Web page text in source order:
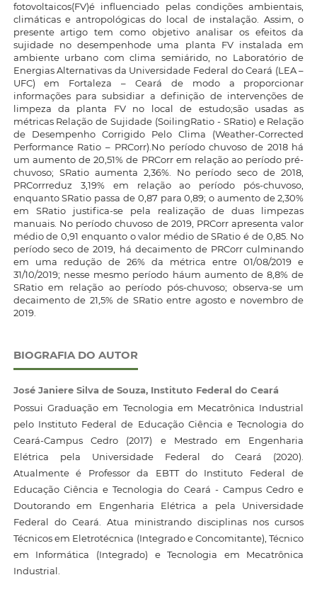
fotovoltaicos(FV)é influenciado pelas condições ambientais,
climáticas e antropológicas do local de instalação. Assim, o
presente artigo tem como objetivo analisar os efeitos da
sujidade no desempenhode uma planta FV instalada em
ambiente urbano com clima semiárido, no Laboratório de
Energias Alternativas da Universidade Federal do Ceará (LEA –
UFC) em Fortaleza – Ceará de modo a proporcionar
informações para subsidiar a definição de intervenções de
limpeza da planta FV no local de estudo;são usadas as
métricas Relação de Sujidade (SoilingRatio - SRatio) e Relação
de Desempenho Corrigido Pelo Clima (Weather-Corrected
Performance Ratio – PRCorr).No período chuvoso de 2018 há
um aumento de 20,51% de PRCorr em relação ao período pré-
chuvoso; SRatio aumenta 2,36%. No período seco de 2018,
PRCorrreduz 3,19% em relação ao período pós-chuvoso,
enquanto SRatio passa de 0,87 para 0,89; o aumento de 2,30%
em SRatio justifica-se pela realização de duas limpezas
manuais. No período chuvoso de 2019, PRCorr apresenta valor
médio de 0,91 enquanto o valor médio de SRatio é de 0,85. No
período seco de 2019, há decaimento de PRCorr culminando
em uma redução de 26% da métrica entre 01/08/2019 e
31/10/2019; nesse mesmo período háum aumento de 8,8% de
SRatio em relação ao período pós-chuvoso; observa-se um
decaimento de 21,5% de SRatio entre agosto e novembro de
2019.
BIOGRAFIA DO AUTOR
José Janiere Silva de Souza, Instituto Federal do Ceará
Possui Graduação em Tecnologia em Mecatrônica Industrial
pelo Instituto Federal de Educação Ciência e Tecnologia do
Ceará-Campus Cedro (2017) e Mestrado em Engenharia
Elétrica pela Universidade Federal do Ceará (2020).
Atualmente é Professor da EBTT do Instituto Federal de
Educação Ciência e Tecnologia do Ceará - Campus Cedro e
Doutorando em Engenharia Elétrica a pela Universidade
Federal do Ceará. Atua ministrando disciplinas nos cursos
Técnicos em Eletrotécnica (Integrado e Concomitante), Técnico
em Informática (Integrado) e Tecnologia em Mecatrônica
Industrial.